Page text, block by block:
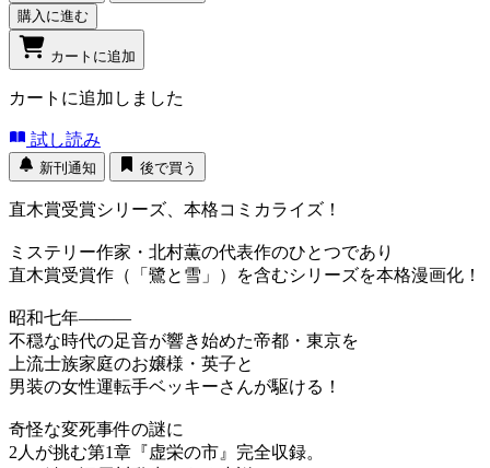
購入に進む
カートに追加
カートに追加しました
試し読み
新刊通知 後で買う
直木賞受賞シリーズ、本格コミカライズ！
ミステリー作家・北村薫の代表作のひとつであり
直木賞受賞作（「鷺と雪」）を含むシリーズを本格漫画化！
昭和七年―――
不穏な時代の足音が響き始めた帝都・東京を
上流士族家庭のお嬢様・英子と
男装の女性運転手ベッキーさんが駆ける！
奇怪な変死事件の謎に
2人が挑む第1章『虚栄の市』完全収録。